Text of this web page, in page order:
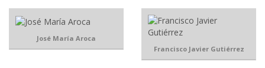
José María Aroca
Francisco Javier Gutiérrez